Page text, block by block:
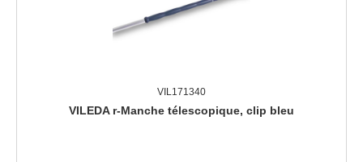
VIL171340
VILEDA r-Manche télescopique, clip bleu